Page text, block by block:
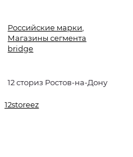
Российские марки
Магазины сегмента
bridge
12 сториз Ростов-на-Дону
12storeez